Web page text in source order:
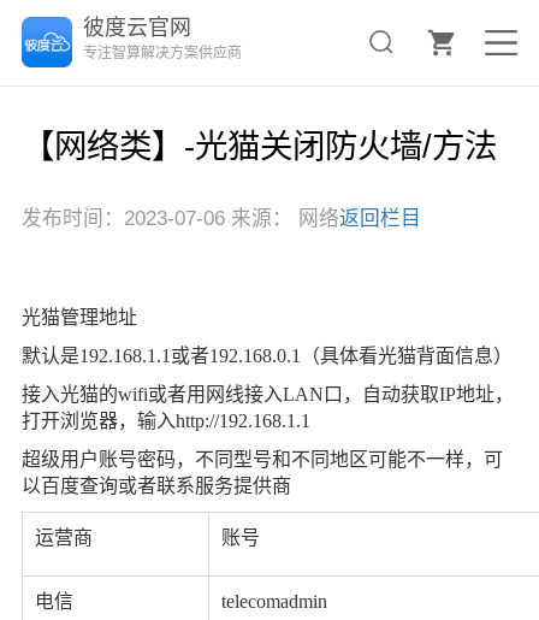
彼度云官网
专注智算解决方案供应商
【网络类】-光猫关闭防火墙/方法
发布时间：2023-07-06 来源： 网络返回栏目
光猫管理地址
默认是192.168.1.1或者192.168.0.1（具体看光猫背面信息）
接入光猫的wifi或者用网线接入LAN口，自动获取IP地址，
打开浏览器，输入http://192.168.1.1
超级用户账号密码，不同型号和不同地区可能不一样，可
以百度查询或者联系服务提供商
运营商 账号
电信 telecomadmin